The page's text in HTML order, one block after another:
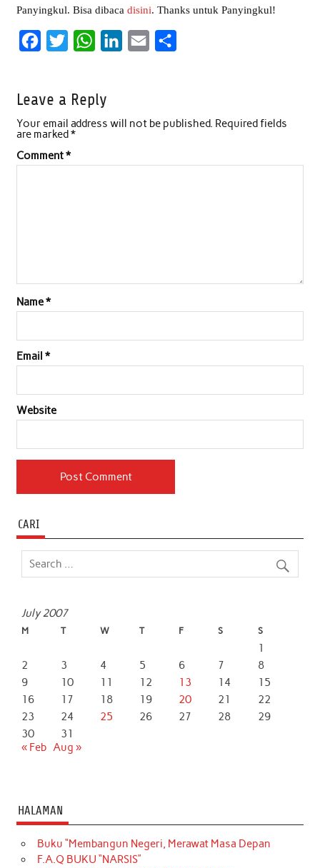
Panyingkul. Bisa dibaca disini. Thanks untuk Panyingkul!
e
b
o
t
e
r
W
t
s
p
e
I
l
e
Leave a Reply
Your email address will not be published. Required fields
are marked*
Comment*
Name*
Email *
Website
CARI
July 2007
M T W T F S S
1
2
3 4 5 6 7
8
9
10 11 12 13 14
15
16
17 18 19 20 21
22
23
24 25 26 27 28
29
30
31
« Feb Aug »
HALAMAN
Buku “Membangun Negeri, Merawat Masa Depan
F.A.Q BUKU “NARSIS”